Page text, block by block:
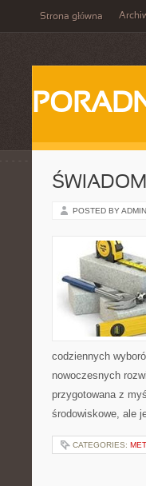
Strona główna
POSTED BY ADMIN
codziennych
nowoczesnych
przygotowana z
środowiskowe, ale
CATEGORIES: